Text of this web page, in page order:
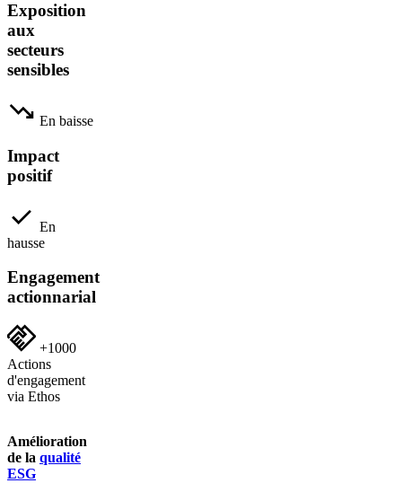
Exposition
aux
secteurs
sensibles
En baisse
Impact
positif
En
hausse
Engagement
actionnarial
+1000
Actions
d'engagement
via Ethos
Amélioration
de la qualité
ESG